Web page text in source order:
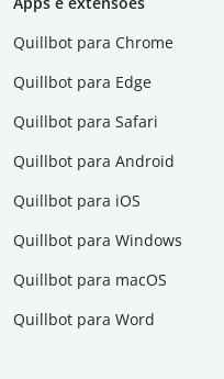
Quillbot para Chrome
Quillbot para Edge
Quillbot para Safari
Quillbot para Android
Quillbot para iOS
Quillbot para Windows
Quillbot para macOS
Quillbot para Word